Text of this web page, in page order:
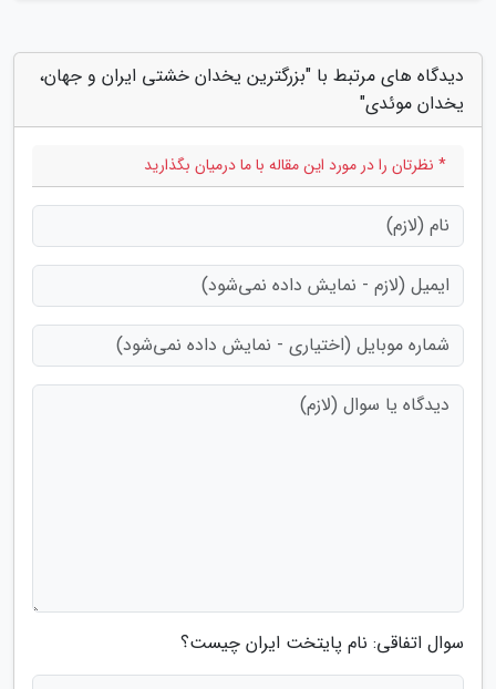
دیدگاه های مرتبط با "بزرگترین یخدان خشتی ایران و جهان،
یخدان موئدی"
* نظرتان را در مورد این مقاله با ما درمیان بگذارید
سوال اتفاقی: نام پایتخت ایران چیست؟